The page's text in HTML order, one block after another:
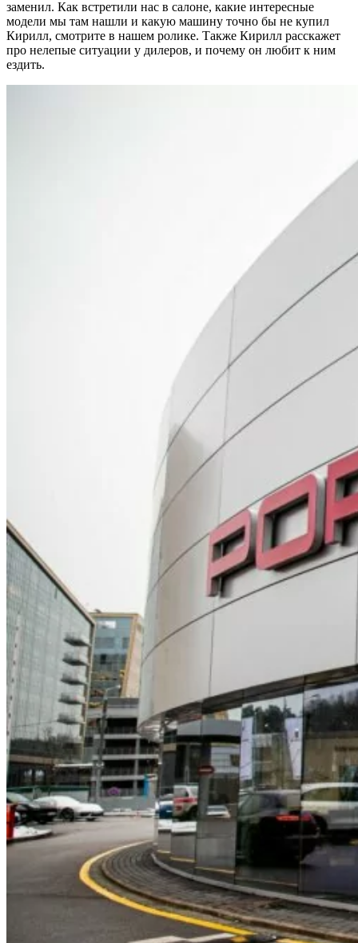
заменил. Как встретили нас в салоне, какие интересные
модели мы там нашли и какую машину точно бы не купил
Кирилл, смотрите в нашем ролике. Также Кирилл расскажет
про нелепые ситуации у дилеров, и почему он любит к ним
ездить.